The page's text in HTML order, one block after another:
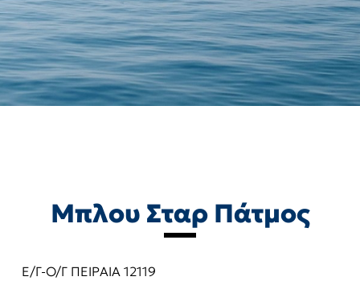
Μπλου Σταρ Πάτμος
Ε/Γ-Ο/Γ ΠΕΙΡΑΙΑ 12119